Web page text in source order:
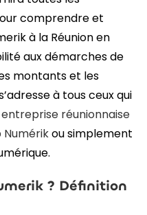
comprendre et
à la Réunion en
aux démarches de
montants et les
à tous ceux qui
réunionnaise
Numérikou simplement
? Définition